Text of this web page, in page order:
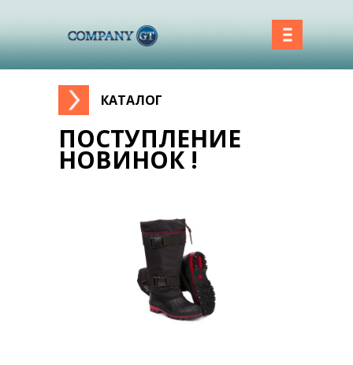
КАТАЛОГ
Вы здесь
ПОСТУПЛЕНИЕ
НОВИНОК !